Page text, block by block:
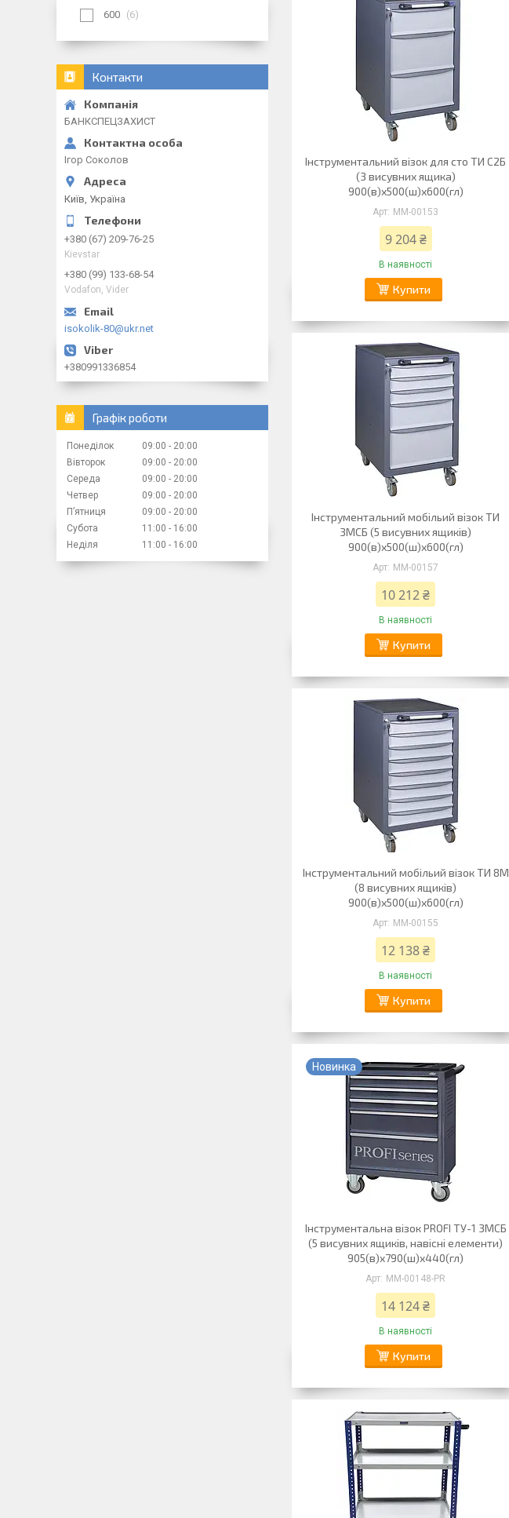
Інструментальний візок для сто ТИ С2Б
(3 висувних ящика)
900(в)х500(ш)х600(гл)
ММ-00153
9 204 ₴
В наявності
Купити
Інструментальний мобільий візок ТИ
3МСБ (5 висувних ящиків)
900(в)х500(ш)х600(гл)
ММ-00157
10 212 ₴
В наявності
Купити
Інструментальний мобільий візок ТИ 8М
(8 висувних ящиків)
900(в)х500(ш)х600(гл)
ММ-00155
12 138 ₴
В наявності
Купити
Новинка
Інструментальна візок PROFI ТУ-1 3МСБ
(5 висувних ящиків, навісні елементи)
905(в)х790(ш)х440(гл)
ММ-00148-PR
14 124 ₴
В наявності
Купити
600 6
Контакти
БАНКСПЕЦЗАХИСТ
Ігор Соколов
Київ, Україна
+380 (67) 209-76-25
Kievstar
+380 (99) 133-68-54
Vodafon, Vider
isokolik-80@ukr.net
+380991336854
Графік роботи
Понеділок 09:00
20:00
Вівторок
09:00
20:00
Середа
09:00
20:00
Четвер
09:00
20:00
Пʼятниця
09:00
20:00
Субота
11:00
16:00
Неділя
11:00 16:00